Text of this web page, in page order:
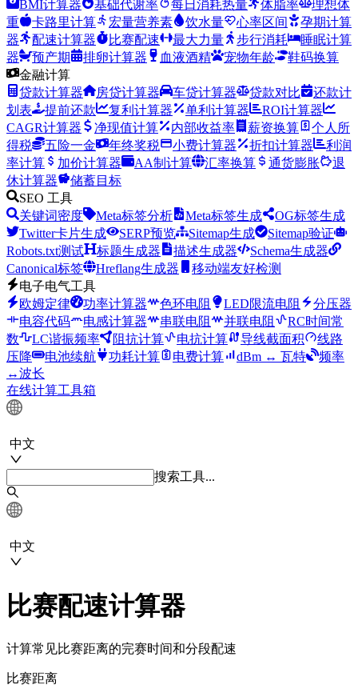
BMI计算器 基础代谢率 每日消耗热量 体脂率
理想体
重
卡路里计算 宏量营养素 饮水量 心率区间
孕期计算
器
配速计算器 比赛配速 最大力量 步行消耗
睡眠计算
器
预产期 排卵计算器 血液酒精 宠物年龄
鞋码换算
金融计算
贷款计算器
房贷计算器 车贷计算器 贷款对比
还款计
划表
提前还款 复利计算器 单利计算器
ROI计算器
CAGR计算器
净现值计算 内部收益率 薪资换算
个人所
得税
五险一金 年终奖税 小费计算器 折扣计算器
利润
率计算
加价计算器 AA制计算 汇率换算 通货膨胀
退
休计算器
储蓄目标
SEO 工具
关键词密度
Meta标签分析 Meta标签生成
OG标签生成
Twitter卡片生成
SERP预览 Sitemap生成
Sitemap验证
Robots.txt测试
标题生成器 描述生成器
Schema生成器
Canonical标签
Hreflang生成器
移动端友好检测
电子电气工具
欧姆定律
功率计算器 色环电阻 LED限流电阻
分压器
电容代码
电感计算器 串联电阻 并联电阻
RC时间常
数
LC谐振频率 阻抗计算 电抗计算 导线截面积
线路
压降
电池续航 功耗计算 电费计算 dBm ↔ 瓦特
频率
↔波长
在线计算工具箱
中文
搜索工具...
中文
比赛配速计算器
计算常见比赛距离的完赛时间和分段配速
比赛距离